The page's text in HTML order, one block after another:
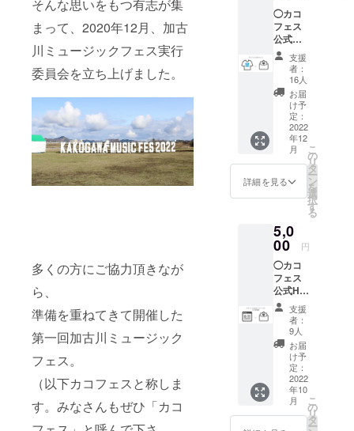
そんな思いをもつ有志が集
まって、2020年12月、加古
川ミュージックフェス実行
委員会を立ち上げました。
多くの方にご協力頂きなが
ら、
準備を重ねてきて開催した
第一回加古川ミュージック
フェス。
（以下カコフェスと称しま
す。みなさんもぜひ「カコ
可能と
なりま
すの
で、ど
うか追
加のご
支援も
宜しく
お願い
致しま
す。
カ
ラー）
をお送
りいた
しま
す。 サ
イズ：
340×85
0mm 素
材、：
綿100%
ラー・
デザイ
青地に
白文字
らかに
なる予
定で
す。 お
楽しみ
に！ ※
画像2枚
目に昨
年度の
カコ
フェス
ロゴタ
オルが
◯カコ
フェス
公式応
援ロゴT
シャツ
＋心を
込めた
Thank
youメッ
セージ
クラウ
ドファ
ンディ
ングで
しか購
定ロゴT
シャツ
をお送
りいた
しま
す。 サ
イズを
「オプ
ショ
ン」か
らお選
びくだ
さい。
◯Tシャ
ツサイ
ズ◯ サ
支援
者：
16人
お届
け予
定：
2022
年12
月
詳細を見る
こ
の
リ
タ
ー
ン
を
選
択
す
る
5,0
00 円
◯カコ
フェス
公式HP
へのお
名前掲
載＋心
を込め
Thank
youメッ
セージ
カコ
フェス
支援
者：
9人
お届
け予
定：
2022
年10
月
こ
の
リ
タ
ー